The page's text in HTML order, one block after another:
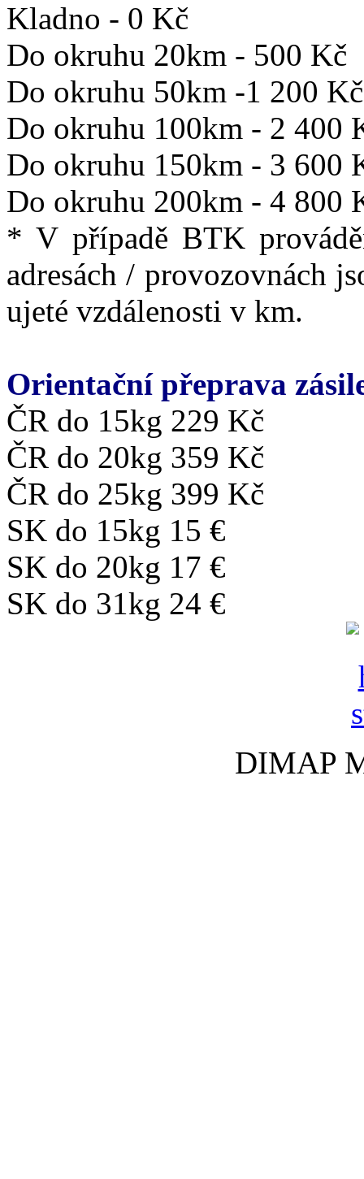
Kladno - 0 Kč
Do okruhu 20km - 500 Kč
Do okruhu 50km -1 200 Kč
Do okruhu 100km - 2 400
Do okruhu 150km - 3 600
Do okruhu 200km - 4 800
* V případě BTK
adresách / provozovnách
ujeté vzdálenosti v km.
Orientační přeprava
ČR do 15kg 229 Kč
ČR do 20kg 359 Kč
ČR do 25kg 399 Kč
SK do 15kg 15 €
SK do 20kg 17 €
SK do 31kg 24 €
DIMAP